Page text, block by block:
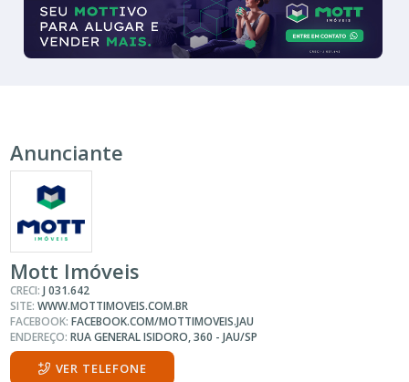
Anunciante
Mott Imóveis
CRECI:J 031.642
SITE:WWW.MOTTIMOVEIS.COM.BR
FACEBOOK:FACEBOOK.COM/MOTTIMOVEIS.JAU
ENDEREÇO:RUA GENERAL ISIDORO, 360 - JAU/SP
VER TELEFONE